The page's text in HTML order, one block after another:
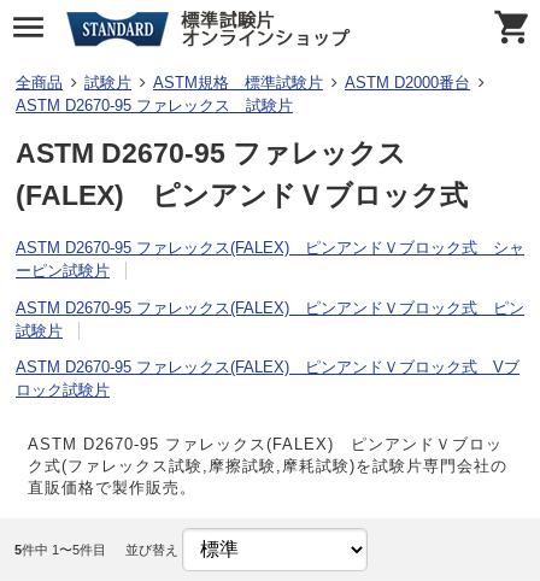
全商品 試験片 ASTM規格 標準試験片
ASTM D2000番台
ASTM D2670-95 ファレックス 試験片
ASTM D2670-95 ファレックス
(FALEX) ピンアンドＶブロック式
ASTM D2670-95 ファレックス(FALEX) ピンアンドＶブロック式 シャ
ーピン試験片
ASTM D2670-95 ファレックス(FALEX) ピンアンドＶブロック式 ピン
試験片
ASTM D2670-95 ファレックス(FALEX) ピンアンドＶブロック式 Vブ
ロック試験片
ASTM D2670-95 ファレックス(FALEX) ピンアンドＶブロッ
ク式(ファレックス試験,摩擦試験,摩耗試験)を試験片専門会社の
直販価格で製作販売。
5件中 1〜5件目 並び替え